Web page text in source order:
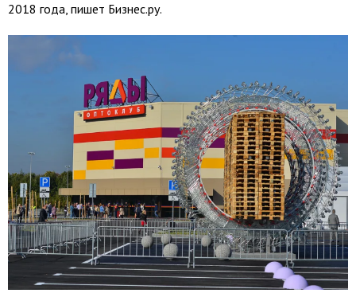
2018 года, пишет Бизнес.ру.